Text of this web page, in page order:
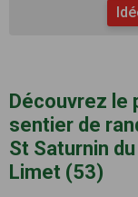
Découvrez le
sentier de
St Saturnin
Limet (53)